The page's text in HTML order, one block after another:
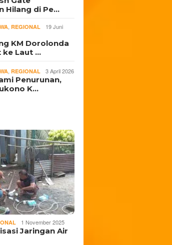
Bertumbuh di Jawa
Hilang di Pe…
,REGIONAL
19 Juni
KM Dorolonda
ke Laut …
,REGIONAL 3 April 2026
Penurunan,
K…
1 November 2025
Jaringan Air